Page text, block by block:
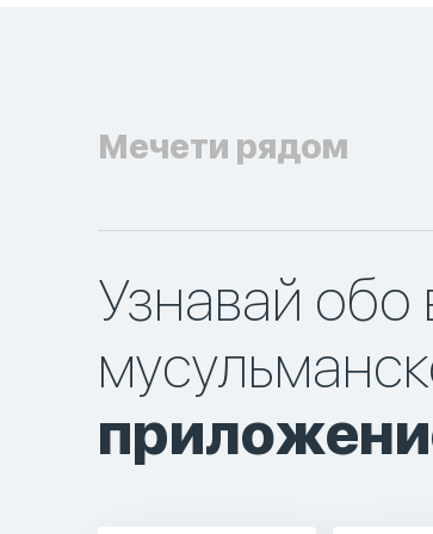
Мечети рядом
Узнавай обо